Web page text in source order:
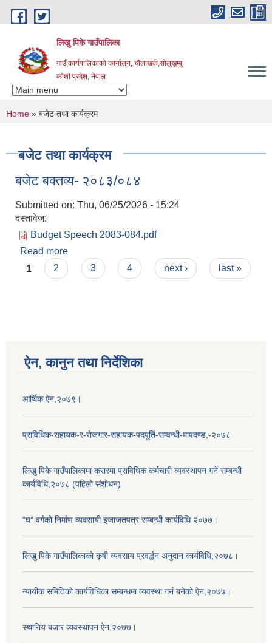
Skip to main content
लिखु पिके गाउँपालिका
गाउँ कार्यपालिकाको कार्यालय, चौंलाखर्क,सोलुखुम्बु
कोशी प्रदेश, नेपाल
You are here
Home » बजेट तथा कार्यक्रम
बजेट तथा कार्यक्रम
बजेट बक्तव्य- २०८३/०८४
Submitted on: Thu, 06/25/2026 - 15:24
दस्तावेज:
Budget Speech 2083-084.pdf
Read more
Pages
1 2 3 4 next › last »
ऐन, कानुन तथा निर्देशिका
आर्थिक ऐन,२०७९।
प्राविधिक-सहायक-र-रोजगार-सहायक-पदपूर्ति-सम्वन्धी-मापदण्ड,-२०७८
लिखु पिके गाउँपालिकामा करारमा प्राविधिक कर्मचारी व्यवस्थापन गर्ने सम्बन्धी
कार्यविधि,२०७८ (पहिलो संशोधन)
“घ” वर्गको निर्माण व्यवसायी इजाजतपत्र सम्बन्धी कार्यविधि २०७७।
लिखु पिके गाउँपालिकाको कृषी व्यवसाय प्रवर्द्धन अनुदान कार्यविधि,२०७८।
न्यायीक समितिको कार्यविधिका सम्बन्धमा व्यवस्था गर्न बनेको ऐन,२०७७।
स्थानिय बजार व्यवस्थापन ऐन,२०७७।